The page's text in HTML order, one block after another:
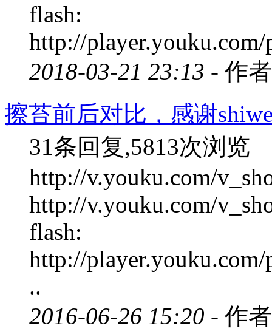
flash:
http://
2018-03-21 23:13 - 作
擦苔前后对比，感谢
31条回复,5813次浏览
http://v.youku.com/
http://v.youku.com/
flash:
http://
..
2016-06-26 15:20 - 作